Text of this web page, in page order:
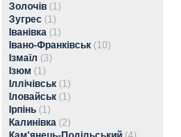
Золочів (1)
Зугрес (1)
Іванівка (1)
Івано-Франківськ (10)
Ізмаїл (3)
Ізюм (1)
Іллічівськ (1)
Іловайськ (1)
Ірпінь (1)
Калинівка (2)